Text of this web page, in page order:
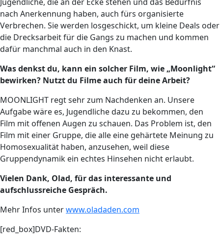
nach Anerkennung haben, auch fürs organisierte
Verbrechen. Sie werden losgeschickt, um kleine Deals oder
die Drecksarbeit für die Gangs zu machen und kommen
dafür manchmal auch in den Knast.
Was denkst du, kann ein solcher Film, wie „Moonlight“
bewirken? Nutzt du Filme auch für deine Arbeit?
MOONLIGHT regt sehr zum Nachdenken an. Unsere
Aufgabe wäre es, Jugendliche dazu zu bekommen, den
Film mit offenen Augen zu schauen. Das Problem ist, den
Film mit einer Gruppe, die alle eine gehärtete Meinung zu
Homosexualität haben, anzusehen, weil diese
Gruppendynamik ein echtes Hinsehen nicht erlaubt.
Vielen Dank, Olad, für das interessante und
aufschlussreiche Gespräch.
Mehr Infos unterwww.oladaden.com
[red_box]DVD-Fakten: